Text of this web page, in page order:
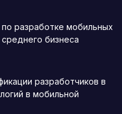
разработке мобильных
бизнеса
разработчиков в
в мобильной